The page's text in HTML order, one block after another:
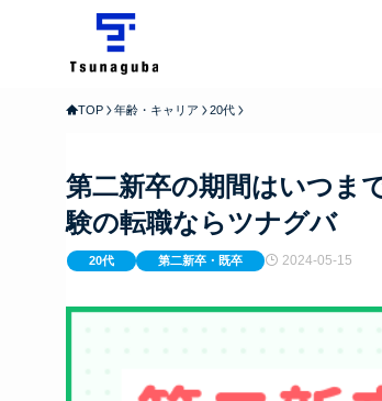
TOP 年齢・キャリア 20代
第二新卒の期間はいつま
験の転職ならツナグバ
20代 第二新卒・既卒 2024-05-15